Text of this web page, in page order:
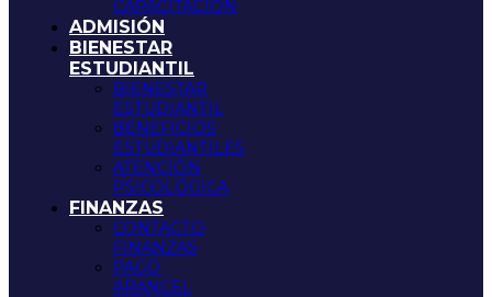
CAPACITACIÓN
ADMISIÓN
BIENESTAR
ESTUDIANTIL
BIENESTAR
ESTUDIANTIL
BENEFICIOS
ESTUDIANTILES
ATENCIÓN
PSICOLÓGICA
FINANZAS
CONTACTO
FINANZAS
PAGO
ARANCEL